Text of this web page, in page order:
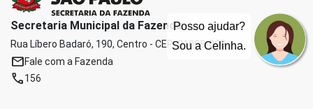
Secretaria Municipal da Fazenda
Rua Líbero Badaró, 190, Centro - CEP: 01008-000
mailFale com a Fazenda
phone156
Posso ajudar?
Sou a Celinha.